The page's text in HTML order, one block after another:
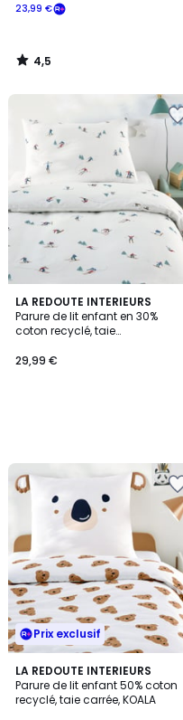
23,99 €
4,5
/
LA REDOUTE INTERIEURS
Parure de lit enfant en 30%
coton recyclé, taie
29,99 €
Prix exclusif
LA REDOUTE INTERIEURS
Parure de lit enfant 50% coton
recyclé, taie carrée, KOALA